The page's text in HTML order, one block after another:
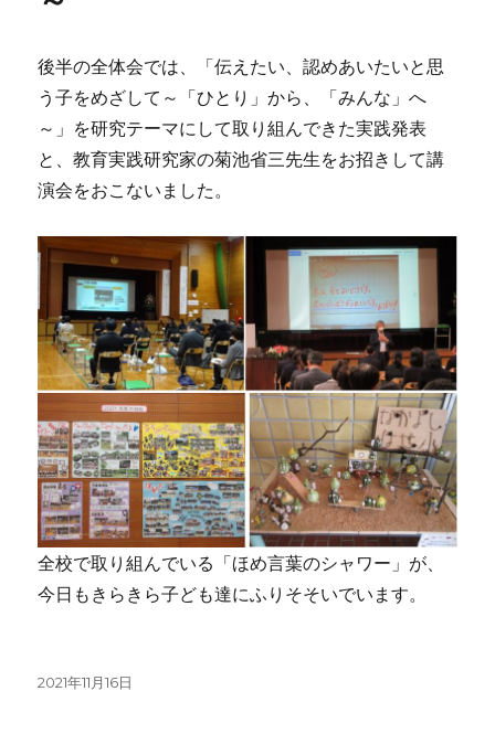
後半の全体会では、「伝えたい、認めあいたいと思
う子をめざして～「ひとり」から、「みんな」へ
～」を研究テーマにして取り組んできた実践発表
と、教育実践研究家の菊池省三先生をお招きして講
演会をおこないました。
全校で取り組んでいる「ほめ言葉のシャワー」が、
今日もきらきら子ども達にふりそそいでいます。
投
2021年11月16日